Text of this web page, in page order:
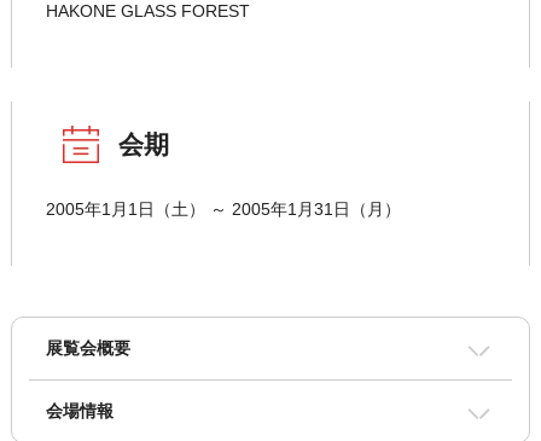
HAKONE GLASS FOREST
会期
2005年1月1日（土） ～ 2005年1月31日（月）
展覧会概要
会場情報